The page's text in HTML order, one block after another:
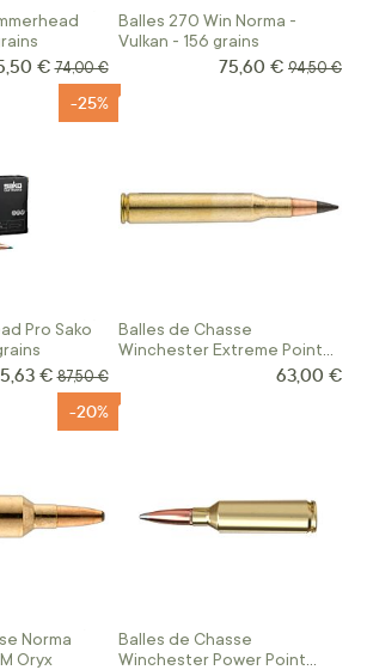
Spécial
€ Prix normal
74,00 €
Balles 270 Win Norma -
Vulkan - 156 grains
Prix Spécial
75,60 € Prix
94,50 €
Pro Sako
-25%
Spécial
€ Prix normal
87,50 €
Balles de Chasse
Winchester Extreme Point
63,00 €
Norma
Oryx
-20%
Balles de Chasse
Winchester Power Point